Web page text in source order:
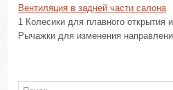
Вентиляция в задней части салона
1 Колесики для плавного открытия
Рычажки для изменения